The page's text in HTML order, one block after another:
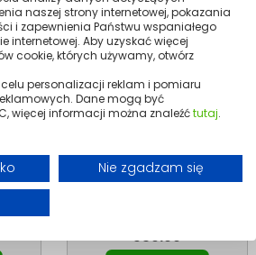
naszej strony internetowej, pokazania
i zapewnienia Państwu wspaniałego
internetowej. Aby uzyskać więcej
cookie, których używamy, otwórz
personalizacji reklam i pomiaru
Dane mogą być
więcej informacji można znaleźćtutaj.
Nie zgadzam się
|
Heating
PORTO 1500 W
359.99